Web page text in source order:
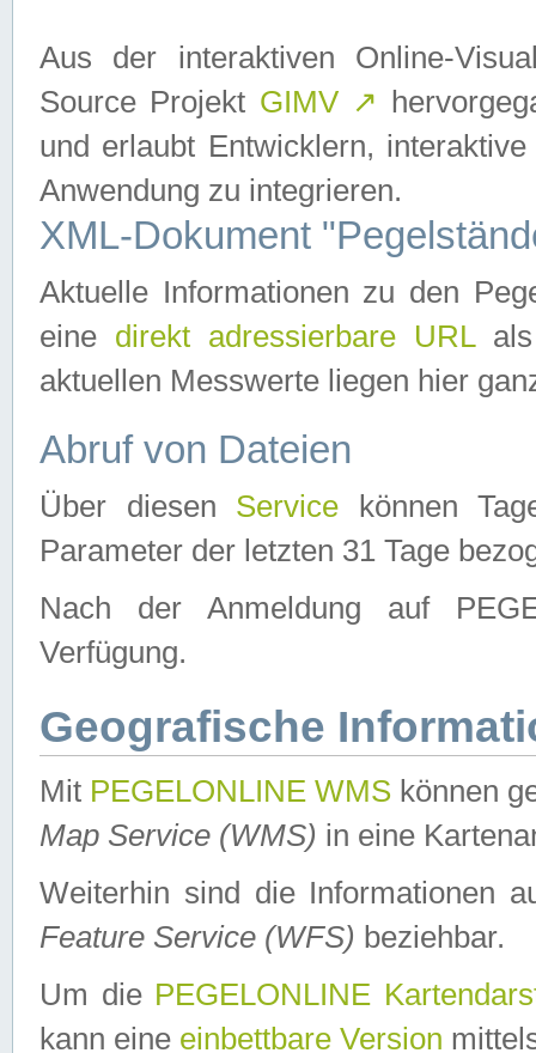
Aus der interaktiven Online-
Source Projekt GIMV ↗
und erlaubt Entwicklern,
Anwendung zu integrieren.
XML-Dokument
Aktuelle Informationen zu den
eine direkt adressierbare URLals
aktuellen Messwerte liegen hier
Abruf von Dateien
Über diesen Service können
Parameter der letzten 31 Tage
Nach der Anmeldung auf
Verfügung.
Geografische
Mit PEGELONLINE WMS können
Map Service (WMS) in eine
Weiterhin sind die Informationen
Feature Service (WFS) beziehbar.
Um die PEGELONLINE
kann eine einbettbare Version